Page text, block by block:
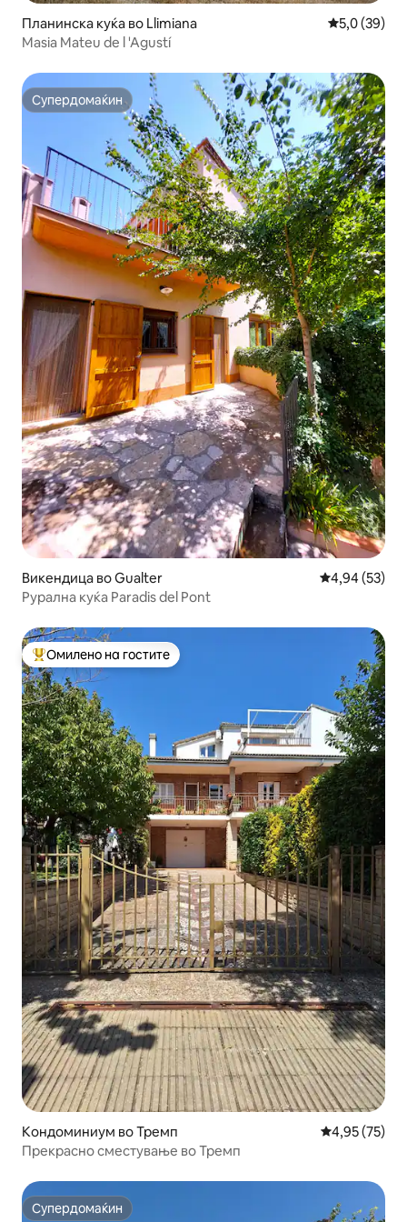
Планинска куќа во Llimiana Просечна
5,0 (39)
Masia Mateu de l 'Agustí
Супердомаќин
Супердомаќин
Викендица во Gualter Просечна
4,94 (53)
Рурална куќа Paradis del Pont
Меѓу најуспешните „Омилени на гостите“
Омилено на гостите
Кондоминиум во Тремп Просечна
4,95 (75)
Прекрасно сместување во Тремп
Супердомаќин
Супердомаќин